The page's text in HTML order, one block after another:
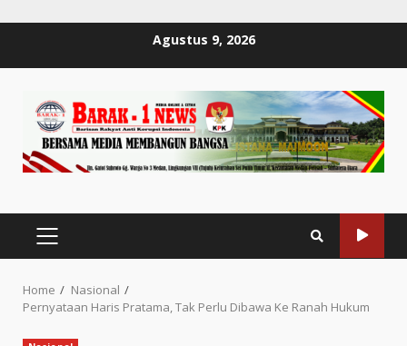
Agustus 9, 2026
PRIMARY
MENU
Home
Nasional
Pernyataan Haris Pratama, Tak Perlu Dibawa Ke Ranah Hukum